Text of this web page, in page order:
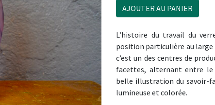
AJOUTER AU PANIER
L’histoire du travail du
position particulière au
c’est un des centres de
facettes, alternant entre le
belle illustration du savoir-
lumineuse et colorée.